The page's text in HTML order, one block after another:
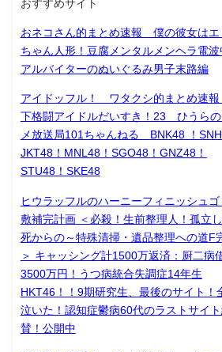
おすすめサイト
おネコさん的まとめ速報 僕の彼女はエ
ちゃん人形！豆腐メンタルメンヘラ電波
アルバイターのぬいぐるみ男子末路編
アイドッフル！ ワタクシ的まとめ速
下格闘アイドルだいすき！23 ひうらの
メ放送局101ちゃんねる BNK48 ！
JKT48！MNL48！SGO48！GNZ48！
STU48！SKE48
ヒウラッフルのハーニーフィニッシュゴ
敷補完計画 ＜必殺！生前整理人！孤立
死からの～特殊清掃・遺品整理への道F
＞ キャッシング計1500万返済：厨二病
3500万円！うつ病統合失調症14年生
HKT46！！9期研究生、最後のサイト！
泣いた！認知症鬱病60代のラストサイ
賛！公開中